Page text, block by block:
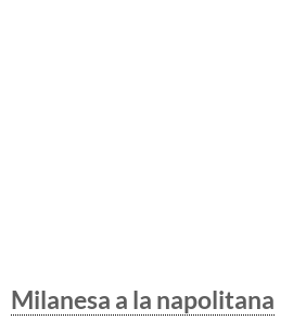
Milanesa a la napolitana